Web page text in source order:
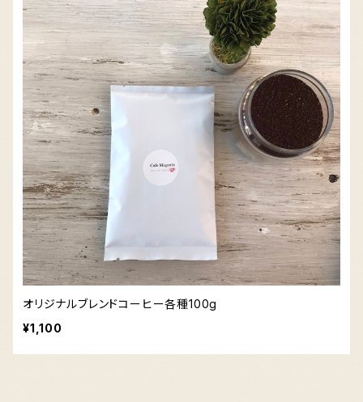
オリジナルブレンドコーヒー各種100g
¥1,100